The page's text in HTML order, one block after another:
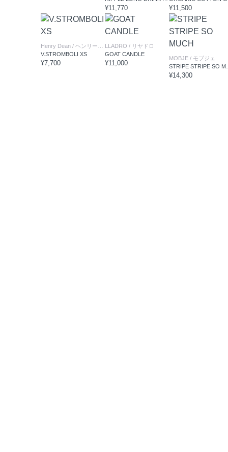
¥11,770 ¥11,500
Henry Dean / ヘンリーディーン
V.STROMBOLI XS
¥7,700
LLADRO / リヤドロ
GOAT CANDLE
¥11,000
MOBJE / モブジェ
¥14,300